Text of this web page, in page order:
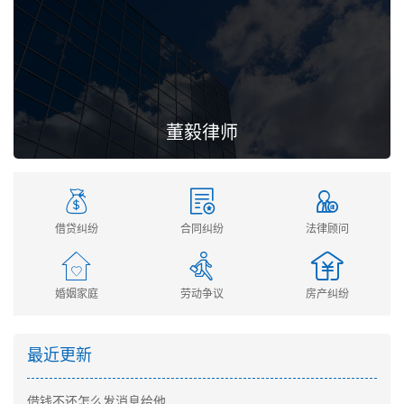
董毅律师
借贷纠纷 合同纠纷 法律顾问
婚姻家庭 劳动争议 房产纠纷
最近更新